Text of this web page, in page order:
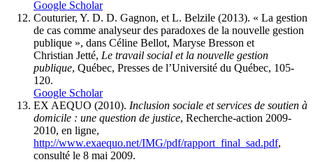
Google Scholar
Couturier, Y. D. D. Gagnon, et L. Belzile (2013). « La gestion
de cas comme analyseur des paradoxes de la nouvelle gestion
publique », dans Céline Bellot, Maryse Bresson et
Christian Jetté, Le travail social et la nouvelle gestion
publique, Québec, Presses de l’Université du Québec, 105-
120.
Google Scholar
EX AEQUO (2010). Inclusion sociale et services de soutien à
domicile : une question de justice, Recherche-action 2009-
2010, en ligne,
http://www.exaequo.net/IMG/pdf/rapport_final_sad.pdf,
consulté le 8 mai 2009.